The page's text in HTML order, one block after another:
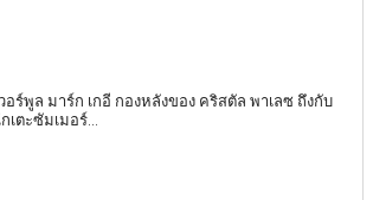
ร์พูล มาร์ก เกอี กองหลังของ คริสตัล พาเลซ ถึงกับ
ตะซัมเมอร์...